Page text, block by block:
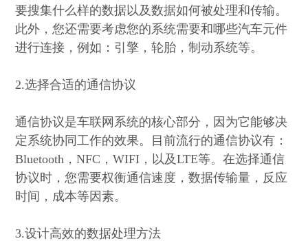
要搜集什么样的数据以及数据如何被处理和传输。
此外，您还需要考虑您的系统需要和哪些汽车元件
进行连接，例如：引擎，轮胎，制动系统等。
2.选择合适的通信协议
通信协议是车联网系统的核心部分，因为它能够决
定系统协同工作的效果。目前流行的通信协议有：
Bluetooth，NFC，WIFI，以及LTE等。在选择通信
协议时，您需要权衡通信速度，数据传输量，反应
时间，成本等因素。
3.设计高效的数据处理方法